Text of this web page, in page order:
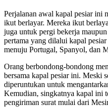
Perjalanan awal kapal pesiar ini
ikut berlayar. Mereka ikut
juga untuk pergi bekerja
pertama yang dilalui kapal
menuju Portugal, Spanyol, dan
Orang berbondong-bondong
bersama kapal pesiar ini. Meski
diperuntukan untuk
Kemudian, singkatnya kapal ini
pengiriman surat mulai dari